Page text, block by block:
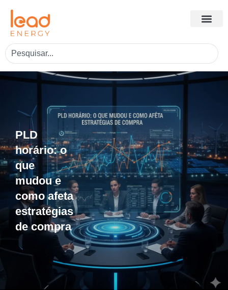
PLD
horário: o
que
mudou e
como afeta
estratégias
de compra